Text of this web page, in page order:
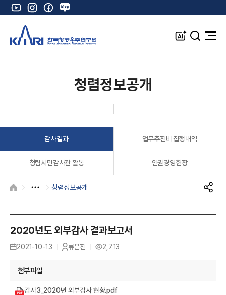
유
튜
인
스
타
그
램
페
이
북
네
이
블
로
K
A
A
검
전
청렴정보공개
감사결과 업무추진비 집행내역
청렴시민감사관 활동 인권경영헌장
HOME 청렴정보공개
S
N
2020년도 외부감사 결과보고서
등
록
2021-10-13
작
성
류은진
조
회
2,713
첨부파일
감사3_2020년 외부감사 현황.pdf